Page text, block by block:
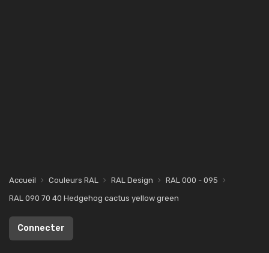
Accueil Couleurs RAL RAL Design
RAL 000 - 095
RAL 090 70 40 Hedgehog cactus yellow green
Connecter